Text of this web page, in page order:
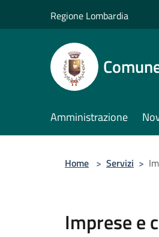
Regione Lombardia
Amministrazione
Home > Servizi >
Imprese e